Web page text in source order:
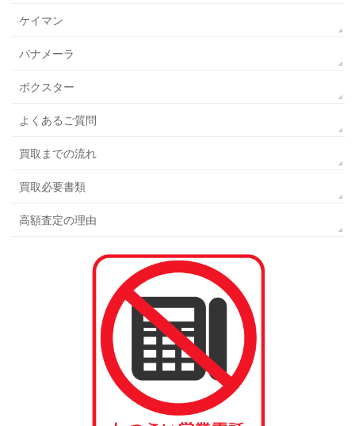
ケイマン
パナメーラ
ボクスター
よくあるご質問
買取までの流れ
買取必要書類
高額査定の理由